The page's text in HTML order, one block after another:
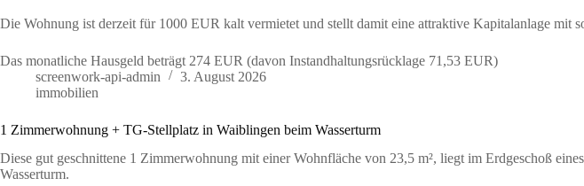
Die Wohnung ist derzeit für 1000 EUR kalt vermietet und stellt damit eine attraktive Kapitalanlage mit
Das monatliche Hausgeld beträgt 274 EUR (davon Instandhaltungsrücklage 71,53 EUR)
screenwork-api-admin
3. August 2026
immobilien
1 Zimmerwohnung + TG-Stellplatz in Waiblingen beim Wasserturm
Diese gut geschnittene 1 Zimmerwohnung mit einer Wohnfläche von 23,5 m², liegt im Erdgeschoß
Wasserturm.